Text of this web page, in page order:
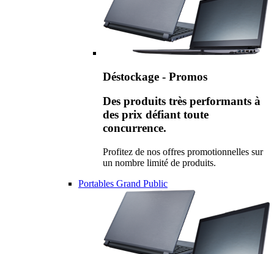
Déstockage - Promos
Des produits très performants à
des prix défiant toute
concurrence.
Profitez de nos offres promotionnelles sur
un nombre limité de produits.
Portables Grand Public